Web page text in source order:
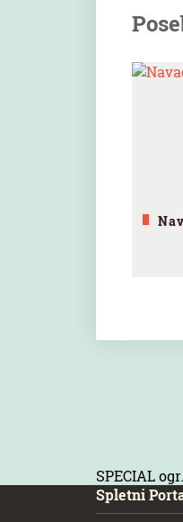
SPECIAL ogr.
Spletni